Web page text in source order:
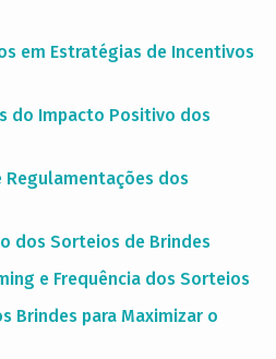
em Estratégias de Incentivos
do Impacto Positivo dos
Regulamentações dos
dos Sorteios de Brindes
e Frequência dos Sorteios
Brindes para Maximizar o